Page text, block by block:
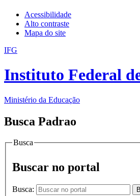
Acessibilidade
Alto contraste
Mapa do site
IFG
Instituto Federal
Ministério da Educação
Busca Padrao
Busca
Buscar no portal
Busca: